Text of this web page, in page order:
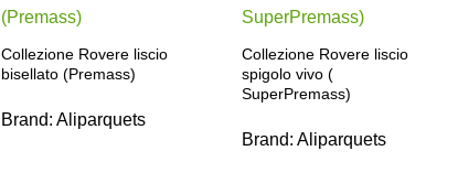
Collezione Rovere liscio
bisellato (Premass)
Brand: Aliparquets
Collezione Rovere liscio
spigolo vivo (
SuperPremass)
Brand: Aliparquets